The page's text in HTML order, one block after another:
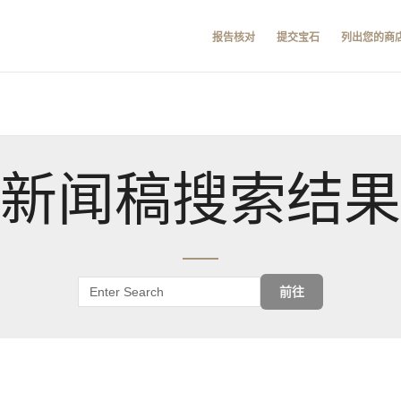
报告核对 提交宝石 列出您的商
新闻稿搜索结果
前往